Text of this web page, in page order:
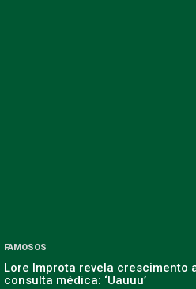
FAMOSOS
Lore Improta revela crescimento
consulta médica: ‘Uauuu’